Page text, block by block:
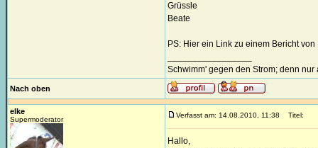
Grüssle
Beate
PS: Hier ein Link zu einem Bericht
Schwimm' gegen den Strom; denn
Nach oben
elke
Supermoderator
Verfasst am: 14.08.2010, 11:38 Titel:
Hallo,